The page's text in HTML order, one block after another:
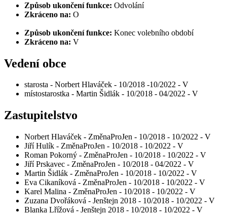
Způsob ukončení funkce: Odvolání
Zkráceno na: O
Způsob ukončení funkce: Konec volebního období
Zkráceno na: V
Vedení obce
starosta - Norbert Hlaváček - 10/2018 -10/2022 - V
místostarostka - Martin Šidlák - 10/2018 - 04/2022 - V
Zastupitelstvo
Norbert Hlaváček - ZměnaProJen - 10/2018 - 10/2022 - V
Jiří Hulík - ZměnaProJen - 10/2018 - 10/2022 - V
Roman Pokorný - ZměnaProJen - 10/2018 - 10/2022 - V
Jiří Prskavec - ZměnaProJen - 10/2018 - 04/2022 - V
Martin Šidlák - ZměnaProJen - 10/2018 - 10/2022 - V
Eva Cikaníková - ZměnaProJen - 10/2018 - 10/2022 - V
Karel Malina - ZměnaProJen - 10/2018 - 10/2022 - V
Zuzana Dvořáková - Jenštejn 2018 - 10/2018 - 10/2022 - V
Blanka Lřížová - Jenštejn 2018 - 10/2018 - 10/2022 - V